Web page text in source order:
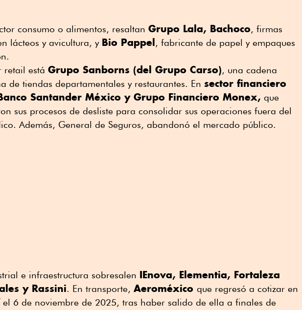
consumo o alimentos, resaltan Grupo Lala, Bachoco, firmas
lácteos y avicultura, y Bio Pappel , fabricante de papel y empaques
retail está Grupo Sanborns (del Grupo Carso), una cadena
de tiendas departamentales y restaurantes. En sector financiero
Santander México y Grupo Financiero Monex, que
sus procesos de desliste para consolidar sus operaciones fuera del
Además, General de Seguros, abandonó el mercado público.
e infraestructura sobresalen IEnova, Elementia, Fortaleza
y Rassini. En transporte, Aeroméxico que regresó a cotizar en
el 6 de noviembre de 2025, tras haber salido de ella a finales de